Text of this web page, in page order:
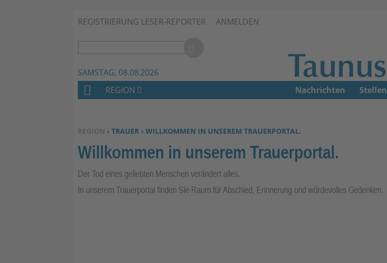
REGISTRIERUNG LESER-REPORTER ANMELDEN
SAMSTAG, 08.08.2026
SIE BEFINDEN SICH HIER:
REGION › TRAUER › WILLKOMMEN IN UNSEREM TRAUERPORTAL.
Willkommen in unserem Trauerportal.
Der Tod eines geliebten Menschen verändert alles.
In unserem Trauerportal finden Sie Raum für Abschied, Erinnerung und würdevolles Gedenken.
H
M
E
REGION Nachrichten Stellen